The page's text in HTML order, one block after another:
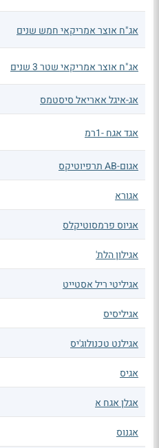
אג"ח אוצר אמריקאי חמש שנים
אג"ח אוצר אמריקאי שטר 3 שנים
אג-איגל אאריאל סיסטמס
אגד אגח -1רמ
אגום-AB תרפיוטיקס
אגורא
אגיוס פרמסוטיקלס
אגילון הלת'
אגיליטי ריל אסטייט
אגיליסיס
אגילנט טכנולוג'יס
אגיס
אגלן אגח א
אגנוס